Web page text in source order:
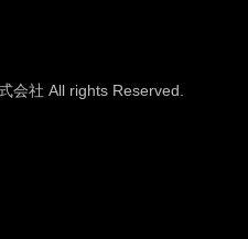
会社 All rights Reserved.